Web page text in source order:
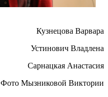
Кузнецова Варвара
Устинович Владлена
Сарнацкая Анастасия
Фото Мызниковой Виктории